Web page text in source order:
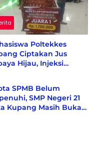
Poltekkes
Ciptakan Jus
Hijau, Injeksi
SPMB Belum
SMP Negeri 21
Kupang Masih Buka